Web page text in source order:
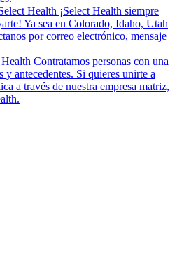
Health ¡Select Health siempre
Ya sea en Colorado, Idaho, Utah
por correo electrónico, mensaje
Contratamos personas con una
y antecedentes. Si quieres unirte a
a través de nuestra empresa matriz,